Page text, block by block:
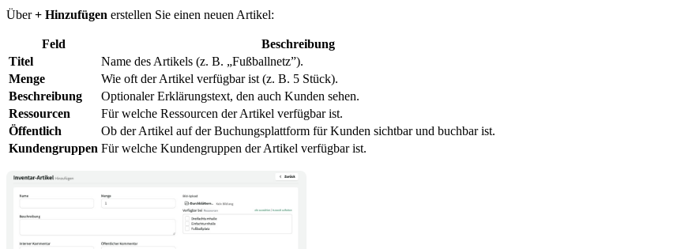
Über+ Hinzufügen erstellen Sie einen neuen Artikel:
Feld
Beschreibung
Titel
Name des Artikels (z. B. „Fußballnetz”).
Menge
Wie oft der Artikel verfügbar ist (z. B. 5 Stück).
Beschreibung
Optionaler Erklärungstext, den auch Kunden sehen.
Ressourcen
Für welche Ressourcen der Artikel verfügbar ist.
Öffentlich
Ob der Artikel auf der Buchungsplattform für Kunden sichtbar und buchbar ist.
Kundengruppen Für welche Kundengruppen der Artikel verfügbar ist.